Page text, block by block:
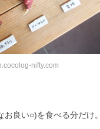
nifty.com
良い○)を食べる分だけ。